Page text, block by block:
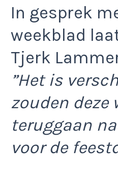
In gesprek
weekblad
Tjerk
”Het is
zouden deze
teruggaan
voor de